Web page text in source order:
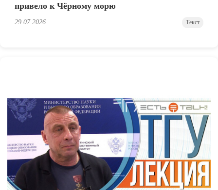
привело к Чёрному морю
29.07.2026 Текст